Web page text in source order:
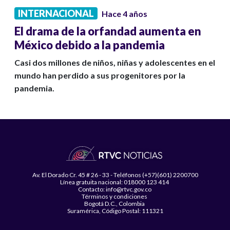
INTERNACIONAL Hace 4 años
El drama de la orfandad aumenta en
México debido a la pandemia
Casi dos millones de niños, niñas y adolescentes en el
mundo han perdido a sus progenitores por la
pandemia.
Av. El Dorado Cr. 45 # 26 - 33 - Teléfonos (+57)(601) 2200700
Línea gratuita nacional: 018000 123 414
Contacto: info@rtvc.gov.co
Términos y condiciones
Bogotá D.C., Colombia
Suramérica, Código Postal: 111321